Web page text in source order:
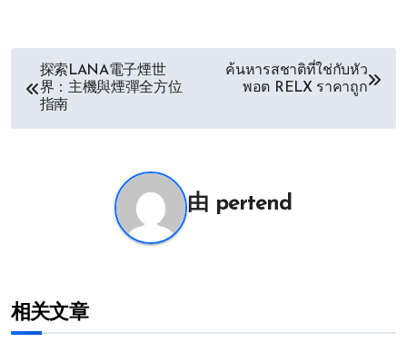
探索LANA電子煙世
界：主機與煙彈全方位
指南
ค้นหารสชาติที่ใช่กับหัว
พอต RELX ราคาถูก
由 pertend
相关文章